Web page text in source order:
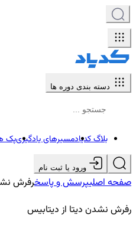
دسته بندی دوره ها
بلاگ کدیادمسیرهای یادگیریپک
ورود یا ثبت نام
صفحه اصلیپرسش و پاسخرفرش
رفرش نشدن دیتا از دیتابیس